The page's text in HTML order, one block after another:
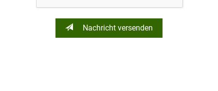
Nachricht versenden